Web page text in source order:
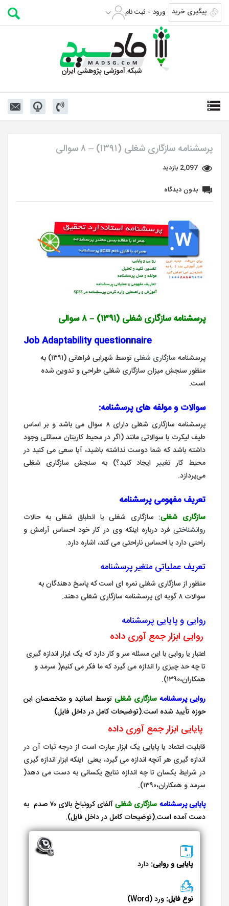
پیگیری خرید ورود - ثبت نام
پرسشنامه سازگاری شغلی (۱۳۹۱) – ۸ سوالی
2,097 بازدید
بدون دیدگاه
پرسشنامه سازگاری شغلی (۱۳۹۱) –
Job Adaptability questionnaire
پرسشنامه سازگاری شغلی
توسط شهرابی فراهانی (۱۳۹۱) به
منظور سنجش میزان سازگاری شغلی طراحی و تدوین شده
است.
سوالات و مولفه های پرسشنامه:
پرسشنامه سازگاری شغلی دارای ۸ سوال می باشد و بر اساس
طیف لیکرت با سوالاتی مانند (اگر در محیط کاریتان مسائلی وجود
داشته باشد که شما دوست نداشته باشید، آیا سعی می کنید در
محیط کار تغییرایجاد کنید؟) به سنجش سازگاری شغلی
می‌پردازد.
تعریف مفهومی پرسشنامه
سازگاری شغلی: سازگاری شغلی یاانطباق شغلی به حالات
روانشناختی فرد درباره اینکه وی در کار خود احساس آرامش و
راحتی دارد یا احساس ناراحتی می کند، اشاره دارد.
تعریف عملیاتی متغیر پرسشنامه
منظور از سازگاری شغلی نمره ای است که پاسخ دهندگان به
سوالات ۸ گویه ای پرسشنامه سازگاری شغلی دهند.
روایی و پایایی پرسشنامه
روایی ابزار جمع آوری داده
اعتبار یا روایی با این مسئله سر و کار دارد که یک ابزار اندازه گیری
تا چه حد چیزی را اندازه می گیرد که ما فکر می کنیم( سرمد و
همکاران،۱۳۹۰).
روایی پرسشنامه سازگاری شغلی توسط اساتید و متخصصان این
حوزه تأیید شده است.(توضیحات کامل در داخل فایل)
پایایی ابزار جمع آوری داده
قابلیت اعتماد یا پایایی یک ابزار عبارت است از درجه ثبات آن در
اندازه گیری هر آنچه اندازه می گیرد، یعنی اینکه ابزار اندازه گیری
در شرایط یکسان تا چه اندازه نتایج یکسانی به دست می دهد(
سرمد و همکاران،۱۳۹۰).
پایاییپرسشنامه سازگاری شغلی
آلفای کرونباخ بالای ۷۰ صدم به
دست آمده است.(توضیحات کامل در داخل فایل).
پایایی و روایی: دارد
نوع فایل: ورد (Word)